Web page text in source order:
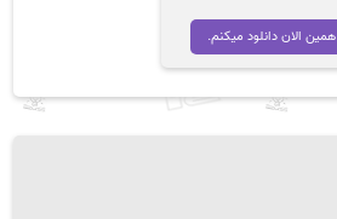
تومان 45,000
بود.
همین الان دانلود میکنم.